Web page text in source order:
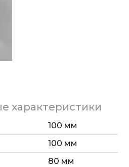
характеристики
100 мм
100 мм
80 мм